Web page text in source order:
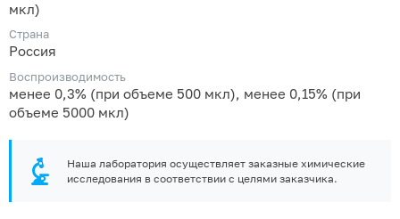
мкл)
Страна
Россия
Воспроизводимость
менее 0,3% (при объеме 500 мкл), менее 0,15% (при
объеме 5000 мкл)
Наша лаборатория осуществляет заказные химические
исследования в соответствии с целями заказчика.